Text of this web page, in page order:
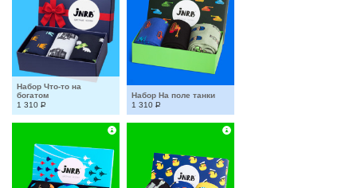
Набор Что-то на
богатом
1 310 Р
Набор На поле танки
1 310 Р